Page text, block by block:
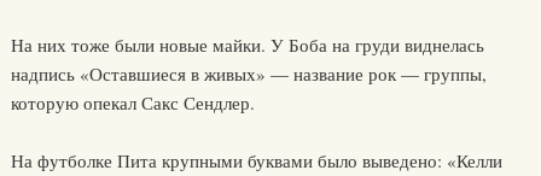
На них тоже были новые майки. У Боба на груди виднелась
надпись «Оставшиеся в живых» — название рок — группы,
которую опекал Сакс Сендлер.
На футболке Пита крупными буквами было выведено: «Келли